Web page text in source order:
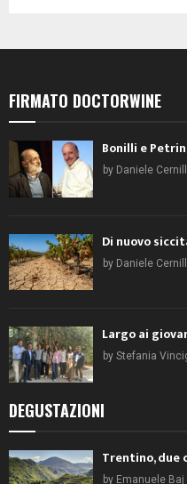
FIRMATO DOCTORWINE
Bonilli e
by Daniele
Di nuovo
by Daniele
Largo ai
by Stefania
DEGUSTAZIONI
Trentino, due
by Emanuele